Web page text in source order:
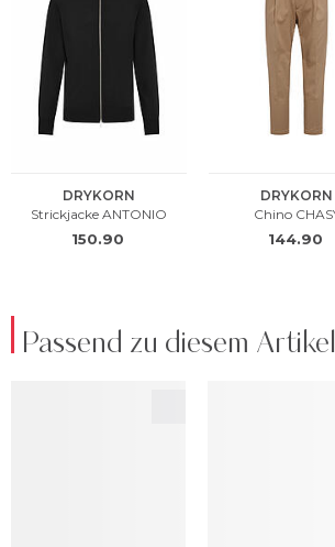
Passend zu diesem Artikel